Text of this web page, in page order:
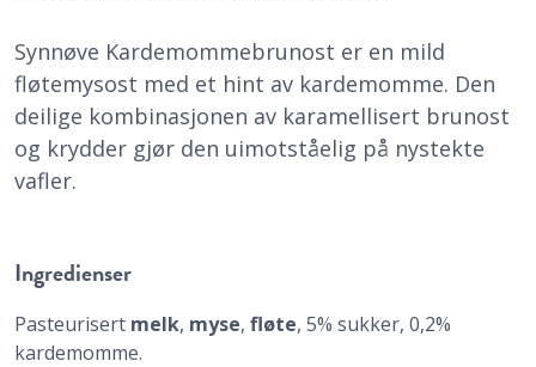
Synnøve Kardemommebrunost er en mild
fløtemysost med et hint av kardemomme. Den
deilige kombinasjonen av karamellisert brunost
og krydder gjør den uimotståelig på nystekte
vafler.
Ingredienser
Pasteurisert melk, myse, fløte, 5% sukker, 0,2%
kardemomme.